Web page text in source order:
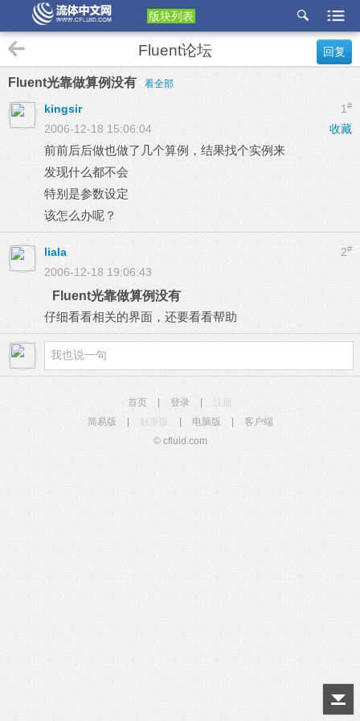
版块列表
etu
p
回复
Fluent论坛
Fluent光靠做算例没有 看全部
1 #
kingsir
收藏
2006-12-18 15:06:04
前前后后做也做了几个算例，结果找个实例来
发现什么都不会
特别是参数设定
该怎么办呢？
2#
liala
2006-12-18 19:06:43
Fluent光靠做算例没有
仔细看看相关的界面，还要看看帮助
首页 登录
注册
简易版
触屏版 电脑版
客户端
© cfluid.com